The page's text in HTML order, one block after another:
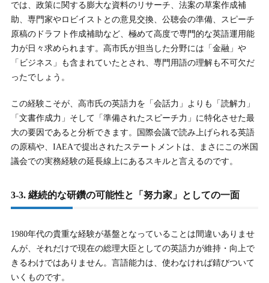
では、政策に関する膨大な資料のリサーチ、法案の草案作成補
助、専門家やロビイストとの意見交換、公聴会の準備、スピーチ
原稿のドラフト作成補助など、極めて高度で専門的な英語運用能
力が日々求められます。高市氏が担当した分野には「金融」や
「ビジネス」も含まれていたとされ、専門用語の理解も不可欠だ
ったでしょう。
この経験こそが、高市氏の英語力を「会話力」よりも「読解力」
「文書作成力」そして「準備されたスピーチ力」に特化させた最
大の要因であると分析できます。国際会議で読み上げられる英語
の原稿や、IAEAで提出されたステートメントは、まさにこの米国
議会での実務経験の延長線上にあるスキルと言えるのです。
3-3. 継続的な研鑽の可能性と「努力家」としての一面
1980年代の貴重な経験が基盤となっていることは間違いありませ
んが、それだけで現在の総理大臣としての英語力が維持・向上で
きるわけではありません。言語能力は、使わなければ錆びついて
いくものです。